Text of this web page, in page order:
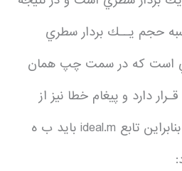
حجم يــك بردار سطري
است كه در سمت چپ همان
دارد و پيغام خطا نيز از
همينجا ناشي مي شود. بنابراين تابع ideal.m بايد ب ه